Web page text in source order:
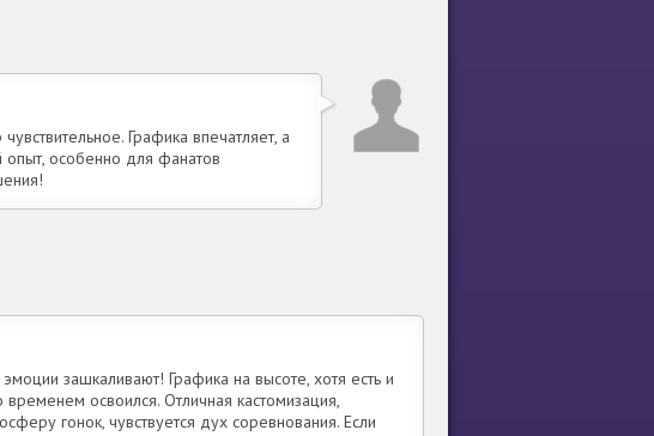
Графика впечатляет, а
опыт, особенно для фанатов
зашкаливают! Графика на высоте, хотя есть и
освоился. Отличная кастомизация,
гонок, чувствуется дух соревнования. Если